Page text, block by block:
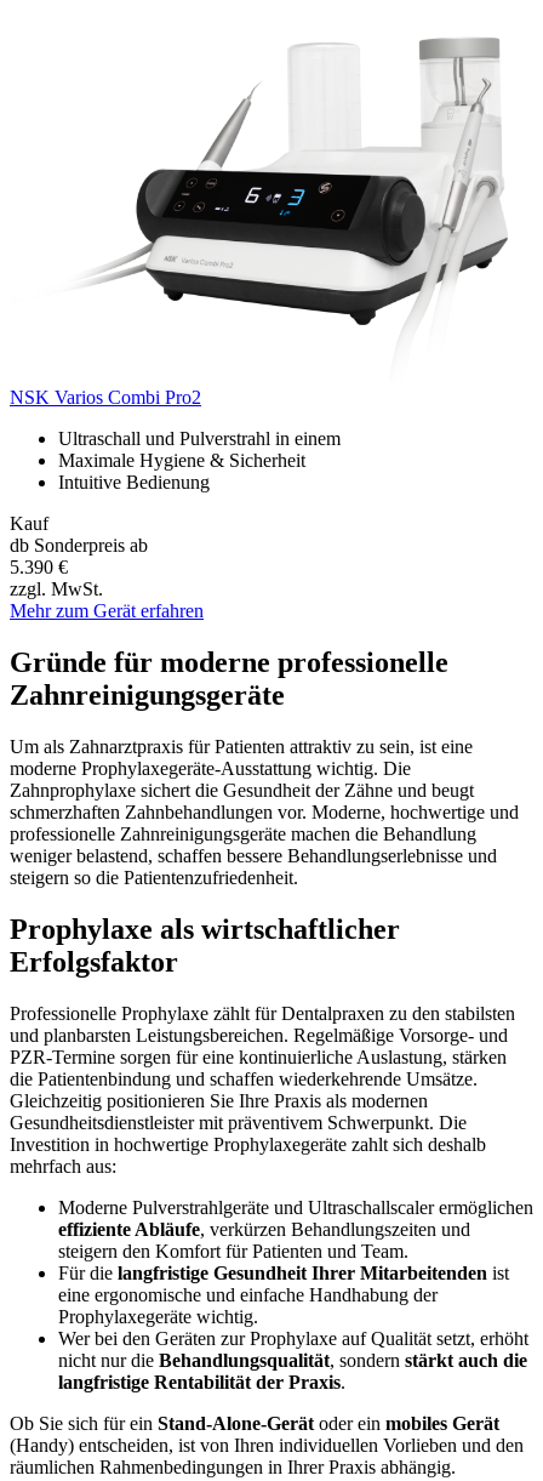
NSK Varios Combi Pro2
Ultraschall und Pulverstrahl in einem
Maximale Hygiene & Sicherheit
Intuitive Bedienung
Kauf
db Sonderpreis ab
5.390 €
zzgl. MwSt.
Mehr zum Gerät erfahren
Gründe für moderne professionelle
Zahnreinigungsgeräte
Um als Zahnarztpraxis für Patienten attraktiv zu sein, ist eine
moderne Prophylaxegeräte-Ausstattung wichtig. Die
Zahnprophylaxe sichert die Gesundheit der Zähne und beugt
schmerzhaften Zahnbehandlungen vor. Moderne, hochwertige und
professionelle Zahnreinigungsgeräte machen die Behandlung
weniger belastend, schaffen bessere Behandlungserlebnisse und
steigern so die Patientenzufriedenheit.
Prophylaxe als wirtschaftlicher
Erfolgsfaktor
Professionelle Prophylaxe zählt für Dentalpraxen zu den stabilsten
und planbarsten Leistungsbereichen. Regelmäßige Vorsorge- und
PZR-Termine sorgen für eine kontinuierliche Auslastung, stärken
die Patientenbindung und schaffen wiederkehrende Umsätze.
Gleichzeitig positionieren Sie Ihre Praxis als modernen
Gesundheitsdienstleister mit präventivem Schwerpunkt. Die
Investition in hochwertige Prophylaxegeräte zahlt sich deshalb
mehrfach aus:
Moderne Pulverstrahlgeräte und Ultraschallscaler ermöglichen
effiziente Abläufe, verkürzen Behandlungszeiten und
steigern den Komfort für Patienten und Team.
Für die langfristige Gesundheit Ihrer Mitarbeitenden ist
eine ergonomische und einfache Handhabung der
Prophylaxegeräte wichtig.
Wer bei den Geräten zur Prophylaxe auf Qualität setzt, erhöht
nicht nur die Behandlungsqualität, sondern stärkt auch die
langfristige Rentabilität der Praxis.
Ob Sie sich für ein Stand-Alone-Gerät oder ein mobiles Gerät
(Handy) entscheiden, ist von Ihren individuellen Vorlieben und den
räumlichen Rahmenbedingungen in Ihrer Praxis abhängig.